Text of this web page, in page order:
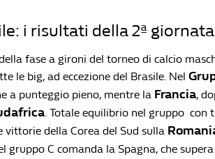
i risultati della 2ª giornata
fase a gironi del torneo di calcio
le big, ad eccezione del Brasile. Nel
a punteggio pieno, mentre la Francia,
. Totale equilibrio nel gruppo con
della Corea del Sud sulla
gruppo C comanda la Spagna, che supera